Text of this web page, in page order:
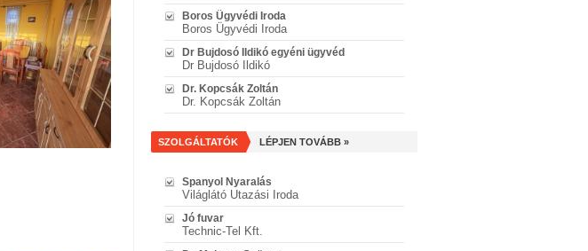
Boros Ügyvédi Iroda
Boros Ügyvédi Iroda
Dr Bujdosó Ildikó egyéni ügyvéd
Dr Bujdosó Ildikó
Dr. Kopcsák Zoltán
Dr. Kopcsák Zoltán
SZOLGÁLTATÓK LÉPJEN TOVÁBB »
Spanyol Nyaralás
Világlátó Utazási Iroda
Jó fuvar
Technic-Tel Kft.